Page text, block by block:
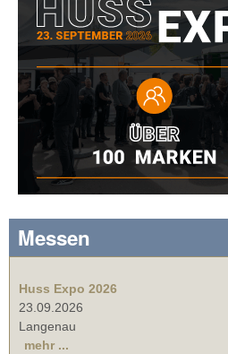
Messen
Huss Expo 2026
23.09.2026
Langenau
mehr ...